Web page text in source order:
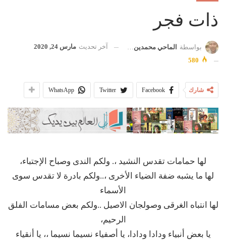
ذات فجر
بواسطة الماحي محمدين أديب آخر تحديث مارس 24, 2020
شارك Facebook
Twitter
WhatsApp
لها حمامات تقدس النشيد ،. ولكم الندى وصباح الإجتباء،
لها ما يشبه ضفة الضياء الأخرى ،..ولكم بادرة لا تقدس سوى
الأسماء
لها انتباه الغرقى وصولجان الاصيل ..ولكم بعض مسامات الفلق
الرحيم،
يا بعض أنبياء ودادا ودادا، يا أصفياء نسيما نسيما ،، يا أنقياء